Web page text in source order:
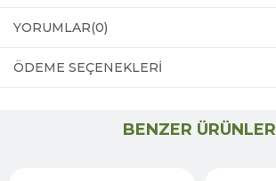
YORUMLAR(0)
ÖDEME SEÇENEKLERI
BENZER ÜRÜNLER